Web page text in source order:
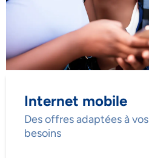
Internet mobile
Des offres adaptées à vos
besoins